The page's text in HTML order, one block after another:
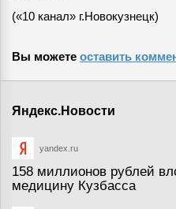
(«10 канал» г.Новокузнецк)
Вы можете оставить
Яндекс.Новости
yandex.ru
158 миллионов рублей
медицину Кузбасса